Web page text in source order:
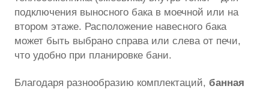
подключения выносного бака в моечной или на
втором этаже. Расположение навесного бака
может быть выбрано справа или слева от печи,
что удобно при планировке бани.
Благодаря разнообразию комплектаций, банная